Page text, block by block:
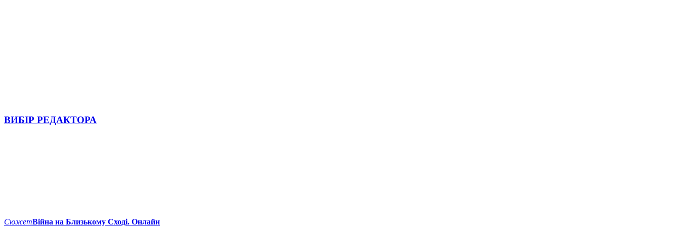
ВИБІР РЕДАКТОРА
СюжетВійна на Близькому Сході. Онлайн